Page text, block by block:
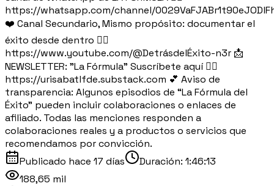
https://whatsapp.com/channel/
❤️ Canal Secundario, Mismo propósito: documentar el
éxito desde dentro 👉🏻
https://www.youtube.com/@DetrásdelÉxito-n3r 📩
NEWSLETTER: "La Fórmula" Suscríbete aquí 👉🏽
https://urisabatlfde.substack.com 💕 Aviso de
transparencia: Algunos episodios de “La Fórmula del
Éxito” pueden incluir colaboraciones o enlaces de
afiliado. Todas las menciones responden a
colaboraciones reales y a productos o servicios que
recomendamos por convicción.
Publicado hace 17 días Duración: 1:46:13
188,65 mil